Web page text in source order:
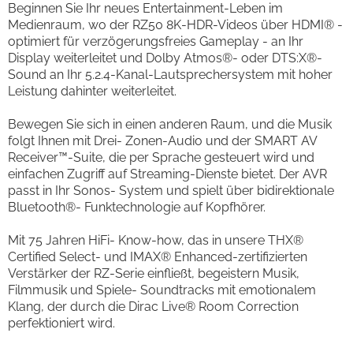
Beginnen Sie Ihr neues Entertainment-Leben im
Medienraum, wo der RZ50 8K-HDR-Videos über HDMI® -
optimiert für verzögerungsfreies Gameplay - an Ihr
Display weiterleitet und Dolby Atmos®- oder DTS:X®-
Sound an Ihr 5.2.4-Kanal-Lautsprechersystem mit hoher
Leistung dahinter weiterleitet.
Bewegen Sie sich in einen anderen Raum, und die Musik
folgt Ihnen mit Drei- Zonen-Audio und der SMART AV
Receiver™-Suite, die per Sprache gesteuert wird und
einfachen Zugriff auf Streaming-Dienste bietet. Der AVR
passt in Ihr Sonos- System und spielt über bidirektionale
Bluetooth®- Funktechnologie auf Kopfhörer.
Mit 75 Jahren HiFi- Know-how, das in unsere THX®
Certified Select- und IMAX® Enhanced-zertifizierten
Verstärker der RZ-Serie einfließt, begeistern Musik,
Filmmusik und Spiele- Soundtracks mit emotionalem
Klang, der durch die Dirac Live® Room Correction
perfektioniert wird.